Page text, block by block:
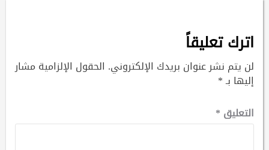
اترك تعليقاً
لن يتم نشر عنوان بريدك الإلكتروني. الحقول الإلزامية مشار
إليها بـ*
التعليق *